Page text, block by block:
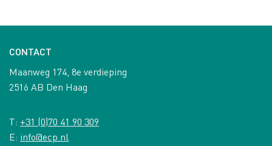
CONTACT
Maanweg 174, 8e verdieping
2516 AB Den Haag
T: +31 (0)70 41 90 309
E: info@ecp.nl